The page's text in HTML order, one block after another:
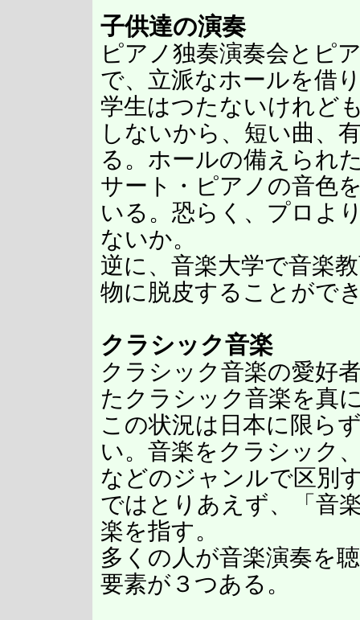
子供達の演奏
ピアノ独奏演奏会とピ
で、立派なホールを借
学生はつたないけれど
しないから、短い曲、
る。ホールの備えられ
サート・ピアノの音色
いる。恐らく、プロよ
ないか。
逆に、音楽大学で音楽
物に脱皮することがで
クラシック音楽
クラシック音楽の愛好
たクラシック音楽を真
この状況は日本に限ら
い。音楽をクラシック
などのジャンルで区別
ではとりあえず、「音
楽を指す。
多くの人が音楽演奏を
要素が３つある。